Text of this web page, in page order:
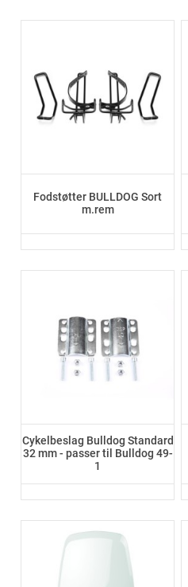
Fodstøtter BULLDOG Sort
m.rem
Cykelbeslag Bulldog Standard
32 mm - passer til Bulldog 49-
1